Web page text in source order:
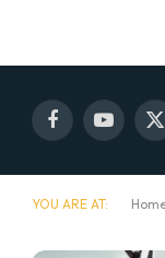
FacebookYouTube
X
YOU ARE AT: